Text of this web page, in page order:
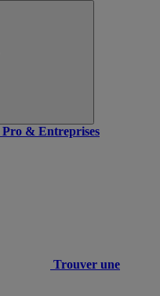
Pro & Entreprises
Trouver une